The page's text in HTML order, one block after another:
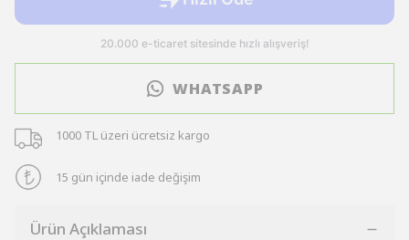
WHATSAPP
1000 TL üzeri ücretsiz kargo
15 gün içinde iade değişim
Ürün Açıklaması